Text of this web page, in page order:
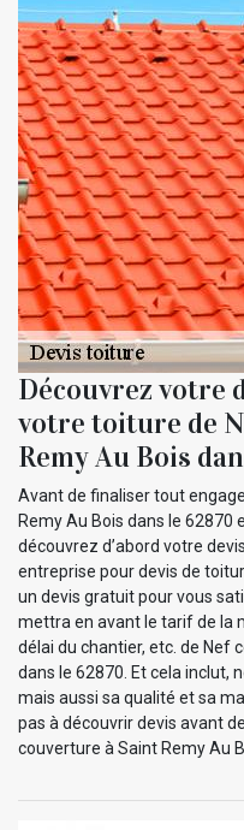
Découvrez votre
votre toiture de
Remy Au Bois
Avant de finaliser tout
Remy Au Bois dans le
découvrez d’abord votre
entreprise pour devis de
un devis gratuit pour vous
mettra en avant le tarif de la
délai du chantier, etc. de Nef
dans le 62870. Et cela inclut,
mais aussi sa qualité et sa
pas à découvrir devis avant
couverture à Saint Remy Au